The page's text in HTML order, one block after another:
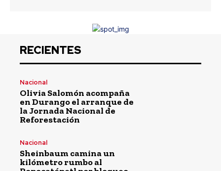
RECIENTES
Nacional
Olivia Salomón acompaña
en Durango el arranque de
la Jornada Nacional de
Reforestación
Nacional
Sheinbaum camina un
kilómetro rumbo al